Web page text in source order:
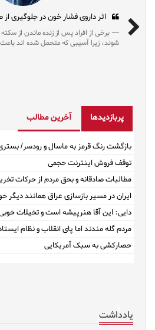
شوند،
مُد روز
می دهد رژیم‌های محدودکننده که
طولانی‌مدت کمک...
پربازدیدها آخرین مطالب
بازگشت رنگ قرمز به ماسال و رودسر/ بستری ۱۷۱ بیمار
توقف فروش اینترنت حجمی
مطالبات صادقانه و بحق مردم از حرکات
ایران در مسیر بازسازی عراق همانند دیگر
دایی: این آقا هنرپیشه است و تخیلات
مردم گله مندند اما پای انقلاب و نظام
حصارکشی به سبک آمریکایی
Next
یادداشت